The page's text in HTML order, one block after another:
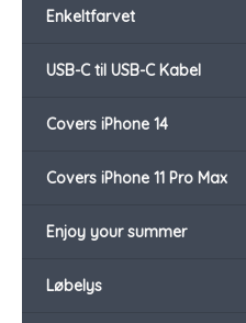
Enkeltfarvet
USB-C til USB-C Kabel
Covers iPhone 14
Covers iPhone 11 Pro Max
Enjoy your summer
Løbelys